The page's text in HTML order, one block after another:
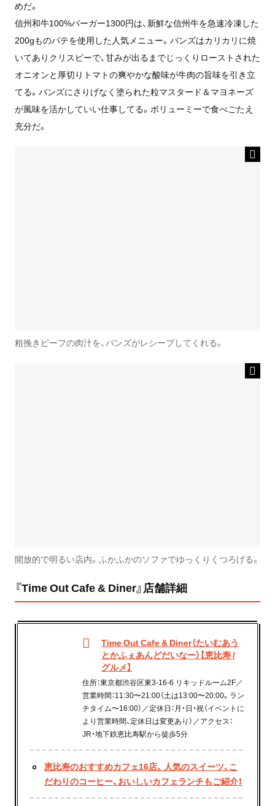
めだ。
信州和牛100%バーガー1300円は、新鮮な信州牛を急速冷凍した
200gものパテを使用した人気メニュー。バンズはカリカリに焼
いてありクリスピーで、甘みが出るまでじっくりローストされた
オニオンと厚切りトマトの爽やかな酸味が牛肉の旨味を引き立
てる。バンズにさりげなく塗られた粒マスタード＆マヨネーズ
が風味を活かしていい仕事してる。ボリューミーで食べごたえ
充分だ。
粗挽きビーフの肉汁を、バンズがレシーブしてくれる。
開放的で明るい店内。ふかふかのソファでゆっくりくつろげる。
『Time Out Cafe & Diner』店舗詳細
Time Out Cafe & Diner（たいむあう
とかふぇあんどだいなー）【恵比寿 /
グルメ】
住所：東京都渋谷区東3-16-6 リキッドルーム2F／
営業時間：11:30〜21:00（土は13:00〜20:00。ラン
チタイム〜16:00）／定休日：月・日・祝（イベントに
より営業時間、定休日は変更あり）／アクセス：
JR・地下鉄恵比寿駅から徒歩5分
恵比寿のおすすめカフェ16店。人気のスイーツ、こ
だわりのコーヒー、おいしいカフェランチもご紹介！